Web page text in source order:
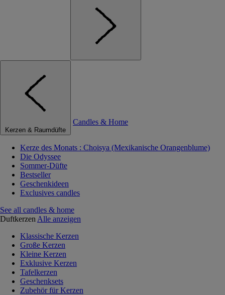
Kerzen & Raumdüfte
Candles & Home
Kerze des Monats : Choisya (Mexikanische Orangenblume)
Die Odyssee
Sommer-Düfte
Bestseller
Geschenkideen
Exclusives candles
See all candles & home
Duftkerzen Alle anzeigen
Klassische Kerzen
Große Kerzen
Kleine Kerzen
Exklusive Kerzen
Tafelkerzen
Geschenksets
Zubehör für Kerzen